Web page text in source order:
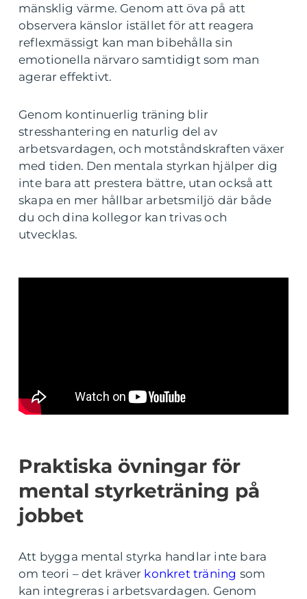
mänsklig värme. Genom att öva på att
observera känslor istället för att reagera
reflexmässigt kan man bibehålla sin
emotionella närvaro samtidigt som man
agerar effektivt.
Genom kontinuerlig träning blir
stresshantering en naturlig del av
arbetsvardagen, och motståndskraften växer
med tiden. Den mentala styrkan hjälper dig
inte bara att prestera bättre, utan också att
skapa en mer hållbar arbetsmiljö där både
du och dina kollegor kan trivas och
utvecklas.
Praktiska övningar för
mental styrketräning på
jobbet
Att bygga mental styrka handlar inte bara
om teori – det kräver konkret träning som
kan integreras i arbetsvardagen. Genom